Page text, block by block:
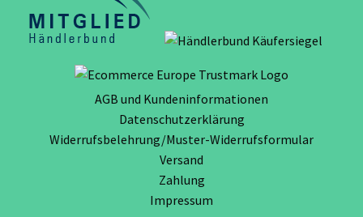
AGB und Kundeninformationen
Datenschutzerklärung
Widerrufsbelehrung/Muster-Widerrufsformular
Versand
Zahlung
Impressum